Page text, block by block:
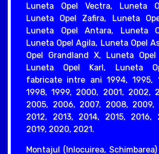
Luneta Opel Vectra, Luneta
Luneta Opel Zafira, Luneta
Luneta Opel Antara, Luneta
Luneta Opel Agila, Luneta Opel
Opel Grandland X, Luneta Opel
Luneta Opel Karl, Luneta
fabricate intre ani 1994, 1995,
1998, 1999, 2000, 2001, 2002,
2005, 2006, 2007, 2008, 2009,
2012, 2013, 2014, 2015, 2016,
2019, 2020, 2021.
Montajul (Inlocuirea,